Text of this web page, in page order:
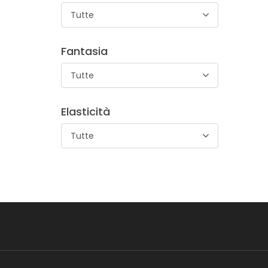
Tutte
Fantasia
Tutte
Elasticità
Tutte